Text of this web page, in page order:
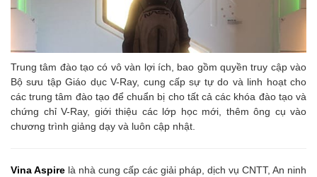
Trung tâm đào tạo có vô vàn lợi ích, bao gồm quyền truy cập vào
Bộ sưu tập Giáo dục V-Ray, cung cấp sự tự do và linh hoạt cho
các trung tâm đào tạo để chuẩn bị cho tất cả các khóa đào tạo và
chứng chỉ V-Ray, giới thiệu các lớp học mới, thêm ông cụ vào
chương trình giảng dạy và luôn cập nhật.
Vina Aspire là nhà cung cấp các giải pháp, dịch vụ CNTT, An ninh